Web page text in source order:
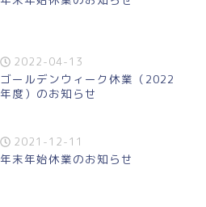
2022-04-13
ゴールデンウィーク休業（2022
年度）のお知らせ
2021-12-11
年末年始休業のお知らせ